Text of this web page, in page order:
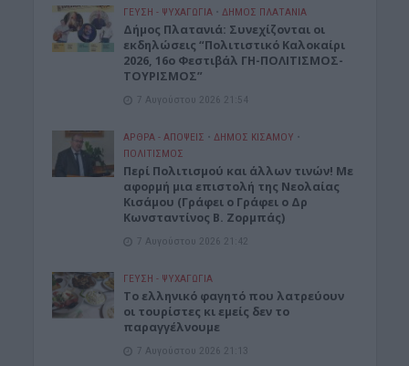
ΓΕΎΣΗ - ΨΥΧΑΓΩΓΊΑ • ΔΉΜΟΣ ΠΛΑΤΑΝΙΆ
Δήμος Πλατανιά: Συνεχίζονται οι
εκδηλώσεις “Πολιτιστικό Καλοκαίρι
2026, 16ο Φεστιβάλ ΓΗ-ΠΟΛΙΤΙΣΜΟΣ-
ΤΟΥΡΙΣΜΟΣ”
7 Αυγούστου 2026 21:54
ΑΡΘΡΑ - ΑΠΟΨΕΙΣ • ΔΉΜΟΣ ΚΙΣΆΜΟΥ •
ΠΟΛΙΤΙΣΜΟΣ
Περί Πολιτισμού και άλλων τινών! Mε
αφορμή μια επιστολή της Νεολαίας
Κισάμου (Γράφει ο Γράφει ο Δρ
Κωνσταντίνος Β. Ζορμπάς)
7 Αυγούστου 2026 21:42
ΓΕΎΣΗ - ΨΥΧΑΓΩΓΊΑ
Το ελληνικό φαγητό που λατρεύουν
οι τουρίστες κι εμείς δεν το
παραγγέλνουμε
7 Αυγούστου 2026 21:13